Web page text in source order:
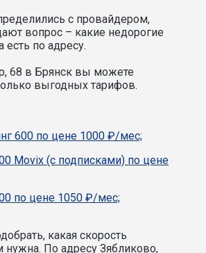
с провайдером,
вопрос – какие недорогие
есть по адресу.
68 в Брянск вы можете
выгодных тарифов.
600 по цене 1000 ₽/мес;
Movix (с подписками) по цене
по цене 1050 ₽/мес;
какая скорость
нужна. По адресу Зябликово,